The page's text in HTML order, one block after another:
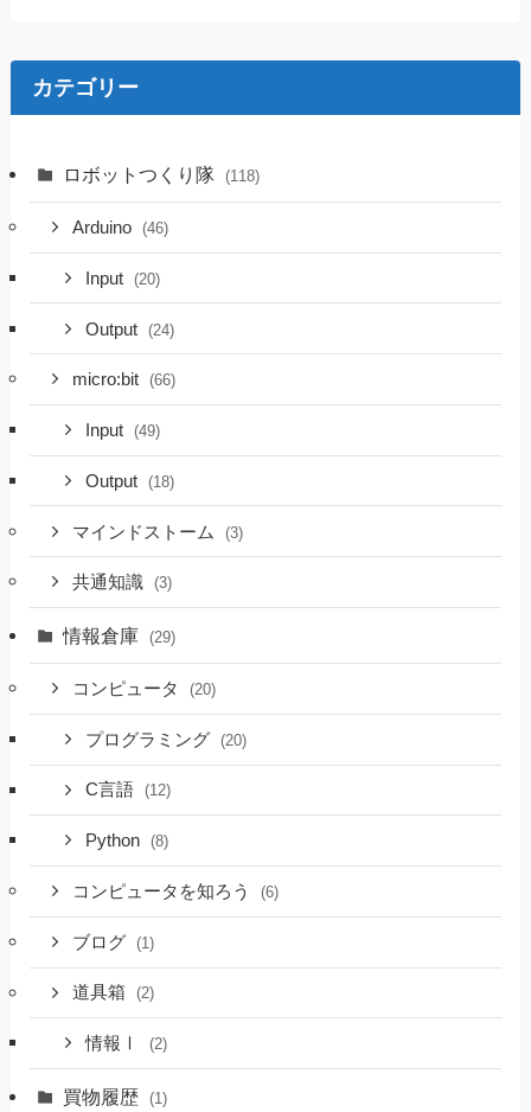
カテゴリー
ロボットつくり隊 (118)
Arduino (46)
Input (20)
Output (24)
micro:bit (66)
Input (49)
Output (18)
マインドストーム (3)
共通知識 (3)
情報倉庫 (29)
コンピュータ (20)
プログラミング (20)
C言語 (12)
Python (8)
コンピュータを知ろう (6)
ブログ (1)
道具箱 (2)
情報Ⅰ (2)
買物履歴 (1)